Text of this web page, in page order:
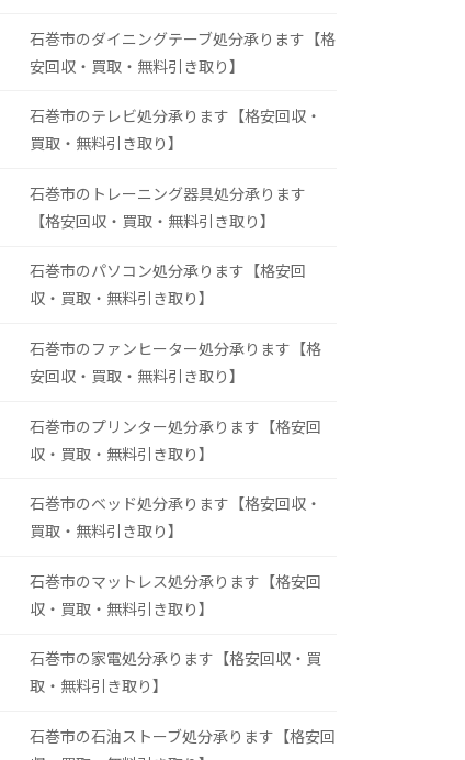
石巻市のダイニングテーブ処分承ります【格
安回収・買取・無料引き取り】
石巻市のテレビ処分承ります【格安回収・
買取・無料引き取り】
石巻市のトレーニング器具処分承ります
【格安回収・買取・無料引き取り】
石巻市のパソコン処分承ります【格安回
収・買取・無料引き取り】
石巻市のファンヒーター処分承ります【格
安回収・買取・無料引き取り】
石巻市のプリンター処分承ります【格安回
収・買取・無料引き取り】
石巻市のベッド処分承ります【格安回収・
買取・無料引き取り】
石巻市のマットレス処分承ります【格安回
収・買取・無料引き取り】
石巻市の家電処分承ります【格安回収・買
取・無料引き取り】
石巻市の石油ストーブ処分承ります【格安回